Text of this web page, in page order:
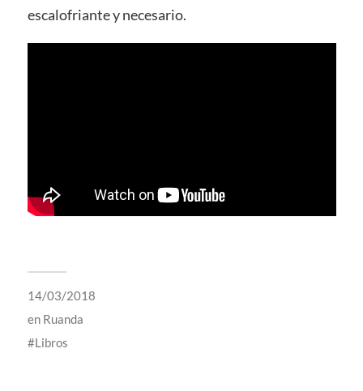
escalofriante y necesario.
14/03/2018
en Ruanda
Libros